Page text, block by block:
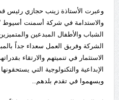
وعبرت الأستاذة زينب حجازي رئيس
والاستدامة في شركة أسمنت أسيوط
الشباب والأطفال المبدعين
الشركة وفريق العمل سعداء جداً
الاستثمار في تنميتهم والارتقاء
الإبداعية والتكنولوجية التي
ويسهموا في تقدم بلدهم..